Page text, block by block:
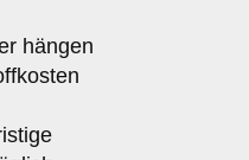
hängen